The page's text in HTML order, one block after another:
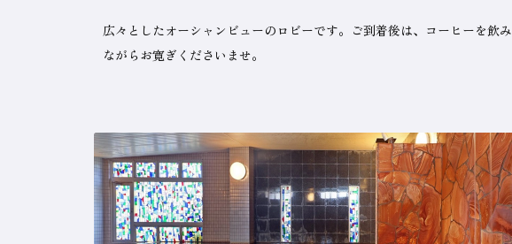
広々としたオーシャンビューのロビーです。ご到着後は、コーヒーを飲み
ながらお寛ぎくださいませ。